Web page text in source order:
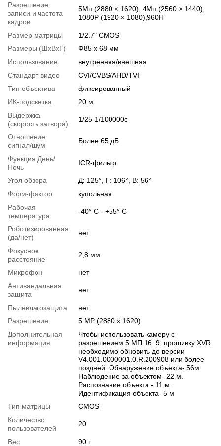
Разрешение
записи и частота
кадров
5Mп (2880 × 1620), 4Mп (2560 × 1440),
1080P (1920 × 1080),960H
Размер матрицы
1/2.7" CMOS
Размеры (ШxВxГ)
Ф85 x 68 мм
Использование
внутренняя/внешняя
Стандарт видео
CVI/CVBS/AHD/TVI
Тип объектива
фиксированный
ИК-подсветка
20 м
Выдержка
(скорость затвора)
1/25-1/100000с
Отношение
сигнал/шум
Более 65 дБ
Функция День/
Ночь
ICR-фильтр
Угол обзора
Д: 125°, Г: 106°, В: 56°
Форм-фактор
купольная
Рабочая
температура
-40° C - +55° C
Роботизированная
(да/нет)
нет
Фокусное
расстояние
2,8 мм
Микрофон
нет
Антивандальная
защита
нет
Пылевлагозащита
нет
Разрешение
5 MP (2880 x 1620)
Дополнительная
информация
Чтобы использовать камеру с
разрешением 5 МП 16: 9, прошивку XVR
необходимо обновить до версии
V4.001.0000001.0.R.200908 или более
поздней. Обнаружение объекта- 56м.
Наблюдение за объектом- 22 м.
Распознание объекта - 11 м.
Идентификация объекта- 5 м
Тип матрицы
CMOS
Количество
пользователей
20
Вес
90 г